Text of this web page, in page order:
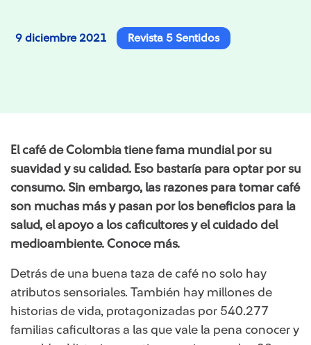
9 diciembre 2021 Revista 5 Sentidos
El café de Colombia tiene fama mundial por su
suavidad y su calidad. Eso bastaría para optar por su
consumo. Sin embargo, las razones para tomar café
son muchas más y pasan por los beneficios para la
salud, el apoyo a los caficultores y el cuidado del
medioambiente. Conoce más.
Detrás de una buena taza de café no solo hay
atributos sensoriales. También hay millones de
historias de vida, protagonizadas por 540.277
familias caficultoras a las que vale la pena conocer y